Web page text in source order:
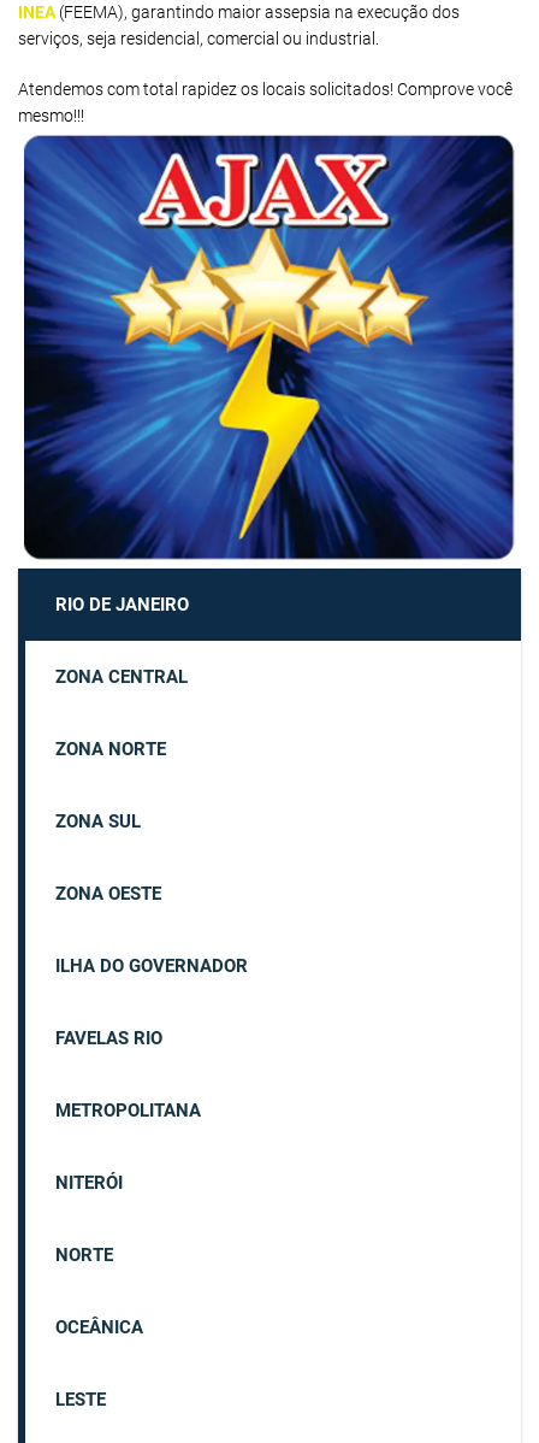
INEA (FEEMA), garantindo maior assepsia na execução dos
serviços, seja residencial, comercial ou industrial.
Atendemos com total rapidez os locais solicitados! Comprove você
mesmo!!!
RIO DE JANEIRO
ZONA CENTRAL
ZONA NORTE
ZONA SUL
ZONA OESTE
ILHA DO GOVERNADOR
FAVELAS RIO
METROPOLITANA
NITERÓI
NORTE
OCEÂNICA
LESTE